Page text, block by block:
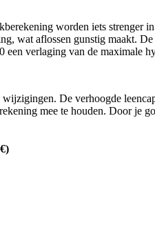
worden iets
wat aflossen gunstig maakt.
verlaging van de maximale
De verhoogde
mee te houden. Door je